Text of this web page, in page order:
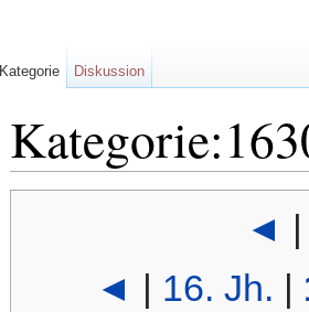
◄
◄
16. Jh.
Kategorie Diskussion